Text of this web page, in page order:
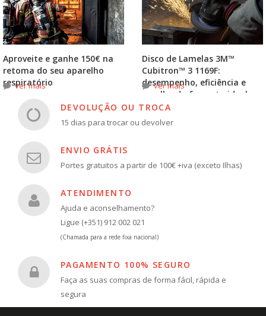
Aproveite e ganhe 150€ na
retoma do seu aparelho
respiratório
ver mais
Disco de Lamelas 3M™
Cubitron™ 3 1169F:
desempenho, eficiência e
escolha do formato ideal
ver mais
DEVOLUÇÃO OU TROCA
15 dias para trocar ou devolver
ENVIO GRÁTIS
Portes gratuitos a partir de 100€ +iva (exceto Ilhas)
ATENDIMENTO
Ajuda e aconselhamento?
Ligue (+351) 912 002 021
(Chamada para a rede fixa nacional)
PAGAMENTO 100% SEGURO
Faça as suas compras de forma fácil, rápida e
segura